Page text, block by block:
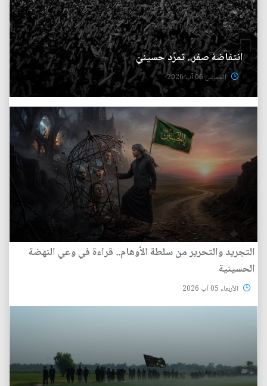
انتفاضة صفر.. تمرّد حسينيّ
الخميس 06 آب 2026
التجريد والتحرير من سلطة الأوهام.. قراءة في وعي النهضة
الحسينية
الأربعاء 05 آب 2026